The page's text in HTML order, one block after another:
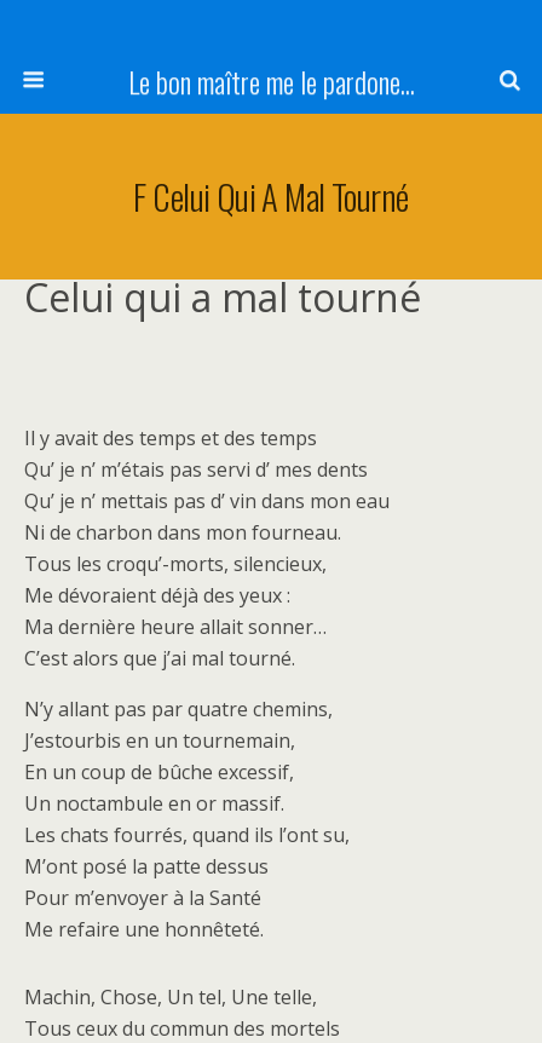
Le bon maître me le pardone...
F Celui Qui A Mal Tourné
Celui qui a mal tourné
Il y avait des temps et des temps
Qu’ je n’ m’étais pas servi d’ mes dents
Qu’ je n’ mettais pas d’ vin dans mon eau
Ni de charbon dans mon fourneau.
Tous les croqu’-morts, silencieux,
Me dévoraient déjà des yeux :
Ma dernière heure allait sonner…
C’est alors que j’ai mal tourné.
N’y allant pas par quatre chemins,
J’estourbis en un tournemain,
En un coup de bûche excessif,
Un noctambule en or massif.
Les chats fourrés, quand ils l’ont su,
M’ont posé la patte dessus
Pour m’envoyer à la Santé
Me refaire une honnêteté.
Machin, Chose, Un tel, Une telle,
Tous ceux du commun des mortels